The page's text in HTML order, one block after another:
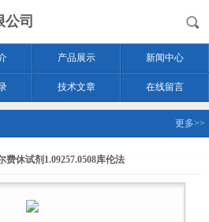
司
产品展示 新闻中心
技术文章 在线留言
更多>>
费休试剂1.09257.0508库伦法